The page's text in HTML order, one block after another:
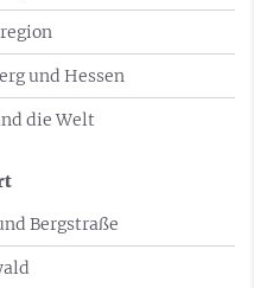
und Hessen
die Welt
Bergstraße